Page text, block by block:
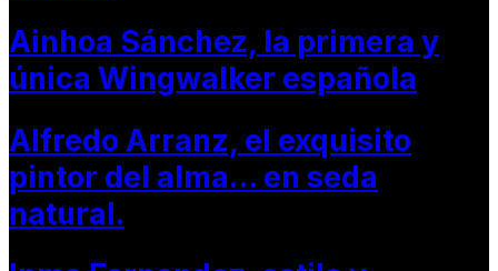
Ainhoa Sánchez, la primera y
única Wingwalker española
Alfredo Arranz, el exquisito
pintor del alma… en seda
natural.